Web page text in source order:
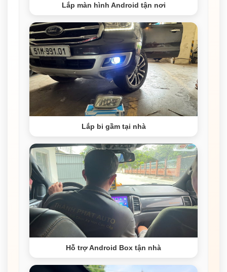
Lắp màn hình Android tận nơi
Lắp bi gầm tại nhà
Hỗ trợ Android Box tận nhà